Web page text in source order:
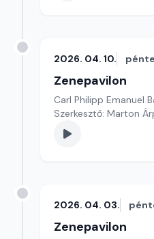
2026. 04. 10.
Zenepavilon
Carl Philipp Emanuel
Szerkesztő: Marton
2026. 04. 03.
Zenepavilon